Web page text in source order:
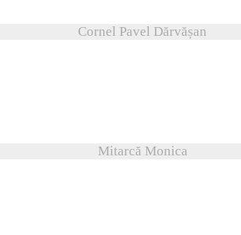
Cornel Pavel Dărvășan
Mitarcă Monica